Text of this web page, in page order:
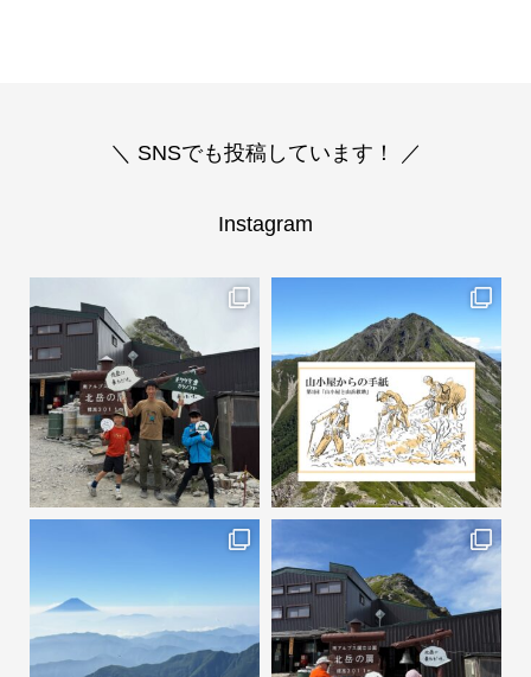
＼ SNSでも投稿しています！ ／
Instagram